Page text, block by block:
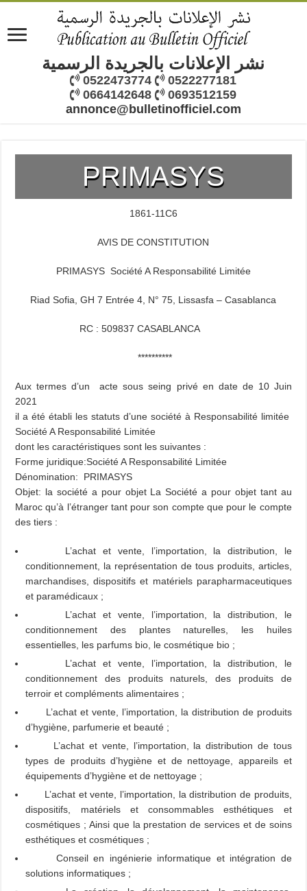
نشر الإعلانات بالجريدة الرسمية
0522473774
0522277181
0664142648
0693512159
annonce@bulletinofficiel.com
PRIMASYS
1861-11C6
AVIS DE CONSTITUTION
PRIMASYS Société A Responsabilité Limitée
Riad Sofia, GH 7 Entrée 4, N° 75, Lissasfa – Casablanca
RC : 509837 CASABLANCA
**********
Aux termes d’un acte sous seing privé en date de 10 Juin
2021
il a été établi les statuts d’une société à Responsabilité limitée
Société A Responsabilité Limitée
dont les caractéristiques sont les suivantes :
Forme juridique:Société A Responsabilité Limitée
Dénomination: PRIMASYS
Objet: la société a pour objet La Société a pour objet tant au
Maroc qu’à l’étranger tant pour son compte que pour le compte
des tiers :
L’achat et vente, l’importation, la distribution, le
conditionnement, la représentation de tous produits, articles,
marchandises, dispositifs et matériels parapharmaceutiques
et paramédicaux ;
L’achat et vente, l’importation, la distribution, le
conditionnement des plantes naturelles, les huiles
essentielles, les parfums bio, le cosmétique bio ;
L’achat et vente, l’importation, la distribution, le
conditionnement des produits naturels, des produits de
terroir et compléments alimentaires ;
L’achat et vente, l’importation, la distribution de produits
d’hygiène, parfumerie et beauté ;
L’achat et vente, l’importation, la distribution de tous
types de produits d’hygiène et de nettoyage, appareils et
équipements d’hygiène et de nettoyage ;
L’achat et vente, l’importation, la distribution de produits,
dispositifs, matériels et consommables esthétiques et
cosmétiques ; Ainsi que la prestation de services et de soins
esthétiques et cosmétiques ;
Conseil en ingénierie informatique et intégration de
solutions informatiques ;